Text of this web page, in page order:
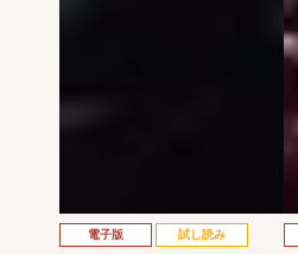
電子版 試し読み